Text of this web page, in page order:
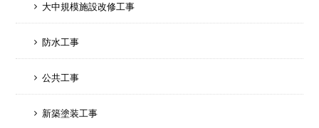
大中規模施設改修工事
防水工事
公共工事
新築塗装工事